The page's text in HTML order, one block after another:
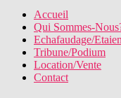
Accueil
Qui Sommes-
Echafaudage/
Tribune/Podium
Location/Vente
Contact